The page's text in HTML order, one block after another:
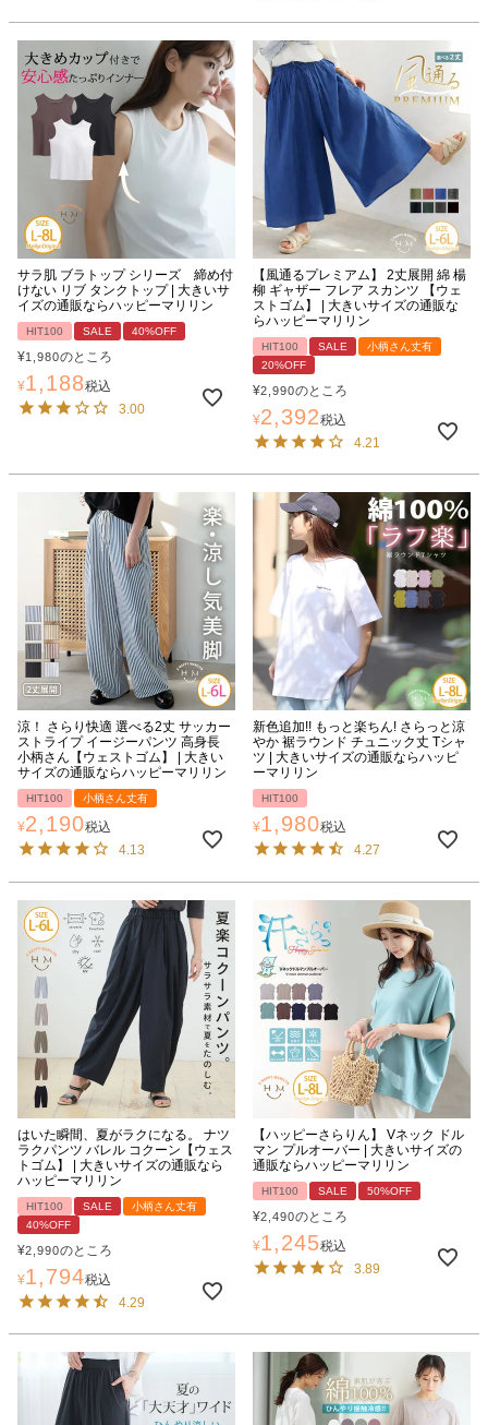
サラ肌 ブラトップ シリーズ 締め付
けない リブ タンクトップ | 大きいサ
イズの通販ならハッピーマリリン
HIT100 SALE 40%OFF
¥1,980のところ
¥1,188税込
3.00
【風通るプレミアム】 2丈展開 綿 楊
柳 ギャザー フレア スカンツ 【ウェ
ストゴム】 | 大きいサイズの通販な
らハッピーマリリン
HIT100 SALE
小柄さん丈有
20%OFF
¥2,990のところ
¥2,392税込
4.21
涼！ さらり快適 選べる2丈 サッカー
ストライプ イージーパンツ 高身長
小柄さん【ウェストゴム】 | 大きい
サイズの通販ならハッピーマリリン
HIT100 小柄さん丈有
¥2,190税込
4.13
新色追加!! もっと楽ちん! さらっと涼
やか 裾ラウンド チュニック丈 Tシャ
ツ | 大きいサイズの通販ならハッピ
ーマリリン
HIT100
¥1,980税込
4.27
はいた瞬間、夏がラクになる。 ナツ
ラクパンツ バレル コクーン【ウェス
トゴム】 | 大きいサイズの通販なら
ハッピーマリリン
HIT100 SALE
小柄さん丈有
40%OFF
¥2,990のところ
¥1,794税込
4.29
【ハッピーさらりん】 Vネック ドル
マン プルオーバー | 大きいサイズの
通販ならハッピーマリリン
HIT100 SALE 50%OFF
¥2,490のところ
¥1,245税込
3.89